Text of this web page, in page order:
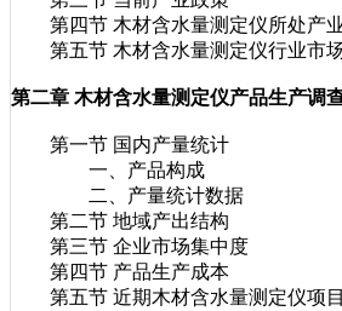
第四节 木材含水量测定仪所处产
第五节 木材含水量测定仪行业市
第二章 木材含水量测定仪产品生产调
第一节 国内产量统计
一、产品构成
二、产量统计数据
第二节 地域产出结构
第三节 企业市场集中度
第四节 产品生产成本
第五节 近期木材含水量测定仪项